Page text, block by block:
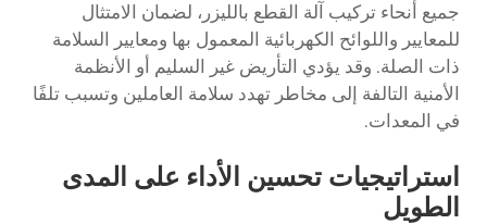
جميع أنحاء تركيب آلة القطع بالليزر، لضمان الامتثال
للمعايير واللوائح الكهربائية المعمول بها ومعايير السلامة
ذات الصلة. وقد يؤدي التأريض غير السليم أو الأنظمة
الأمنية التالفة إلى مخاطر تهدد سلامة العاملين وتسبب تلفًا
في المعدات.
استراتيجيات تحسين الأداء على المدى
الطويل